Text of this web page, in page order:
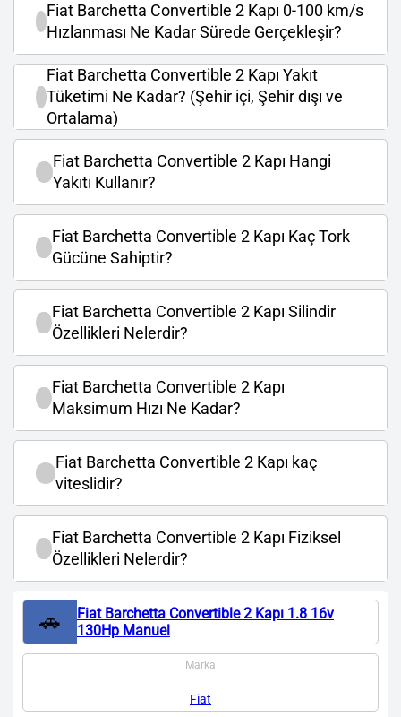
Fiat Barchetta Convertible 2 Kapı 0-100 km/s
Hızlanması Ne Kadar Sürede Gerçekleşir?
Fiat Barchetta Convertible 2 Kapı Yakıt
Tüketimi Ne Kadar? (Şehir içi, Şehir dışı ve
Ortalama)
Fiat Barchetta Convertible 2 Kapı Hangi
Yakıtı Kullanır?
Fiat Barchetta Convertible 2 Kapı Kaç Tork
Gücüne Sahiptir?
Fiat Barchetta Convertible 2 Kapı Silindir
Özellikleri Nelerdir?
Fiat Barchetta Convertible 2 Kapı
Maksimum Hızı Ne Kadar?
Fiat Barchetta Convertible 2 Kapı kaç
viteslidir?
Fiat Barchetta Convertible 2 Kapı Fiziksel
Özellikleri Nelerdir?
🚗
Fiat Barchetta Convertible 2 Kapı 1.8 16v
130Hp Manuel
Marka
Fiat